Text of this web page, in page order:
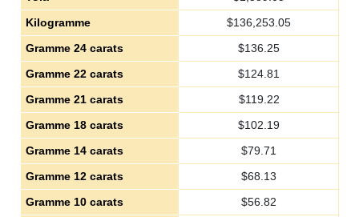
Kilogramme
$136,253.05
Gramme 24 carats
$136.25
Gramme 22 carats
$124.81
Gramme 21 carats
$119.22
Gramme 18 carats
$102.19
Gramme 14 carats
$79.71
Gramme 12 carats
$68.13
Gramme 10 carats
$56.82